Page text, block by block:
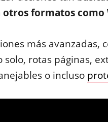
formatos como
más avanzadas,
rotas páginas,
o incluso